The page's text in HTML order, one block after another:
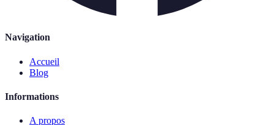
Navigation
Accueil
Blog
Informations
A propos